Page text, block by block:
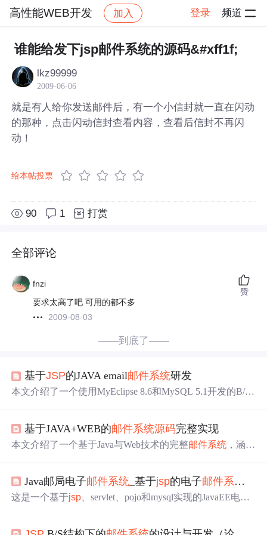
高性能WEB开发 加入 登录 频道
社区 高性能WEB开发 帖子详情
谁能给发下jsp邮件系统的源码&#xff1f;
lkz99999
2009-06-06
就是有人给你发送邮件后，有一个小信封就一直在闪动
的那种，点击闪动信封查看内容，查看后信封不再闪
动！
给本帖投票
90 1 打赏
全部评论
fnzi
要求太高了吧 可用的都不多
2009-08-03
赞
——到底了——
基于JSP的JAVA email邮件系统研发
本文介绍了一个使用MyEclipse 8.6和MySQL 5.1开发的B/S
护和扩展性。用户界面简洁，旨在为小范围用户提供方便
快捷的邮件服务。系统分为管理员和用户管理两大模块，
系统为小型企业或集体内部通信提供了低成本解决方案。
基于JAVA+WEB的邮件系统源码完整实现
本文介绍了一个基于Java与Web技术的完整邮件系统 ，涵盖
MTP/POP3/IMAP协议和HTTPS通信，具备高可扩展性与安
全性，适用于企业级应用开发学习。
Java邮局电子邮件系统 _基于jsp的电子邮件系统
这是一个基于jsp 、servlet、pojo和mysql实现的JavaEE电子